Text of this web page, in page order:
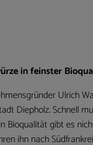
in feinster
Ulrich
Diepholz. Schnell
Bioqualität gibt es
ihn nach